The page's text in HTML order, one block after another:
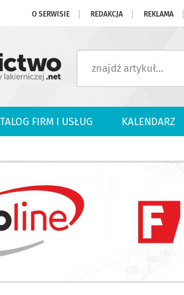
O SERWISIE REDAKCJA REKLAMA
FIRM I USŁUG KALENDARZ